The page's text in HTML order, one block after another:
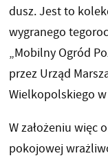
dusz. Jest to
wygranego
„Mobilny Ogród
przez Urząd
Wielkopolskiego
W założeniu więc
pokojowej